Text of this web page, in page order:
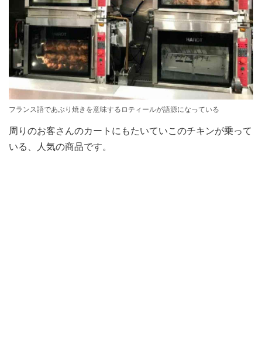
フランス語であぶり焼きを意味するロティールが語源になっている
周りのお客さんのカートにもたいていこのチキンが乗って
いる、人気の商品です。